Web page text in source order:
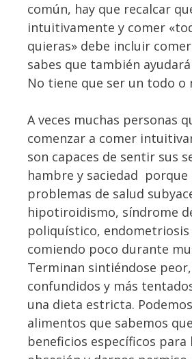
común, hay que recalcar
intuitivamente y comer
quieras» debe incluir
sabes que también
No tiene que ser un todo o
A veces muchas personas
comenzar a comer
son capaces de sentir sus
hambre y saciedad porque
problemas de salud
hipotiroidismo, síndrome
poliquístico, endometriosis
comiendo poco durante
Terminan sintiéndose
confundidos y más
una dieta estricta.
alimentos que sabemos
beneficios específicos para